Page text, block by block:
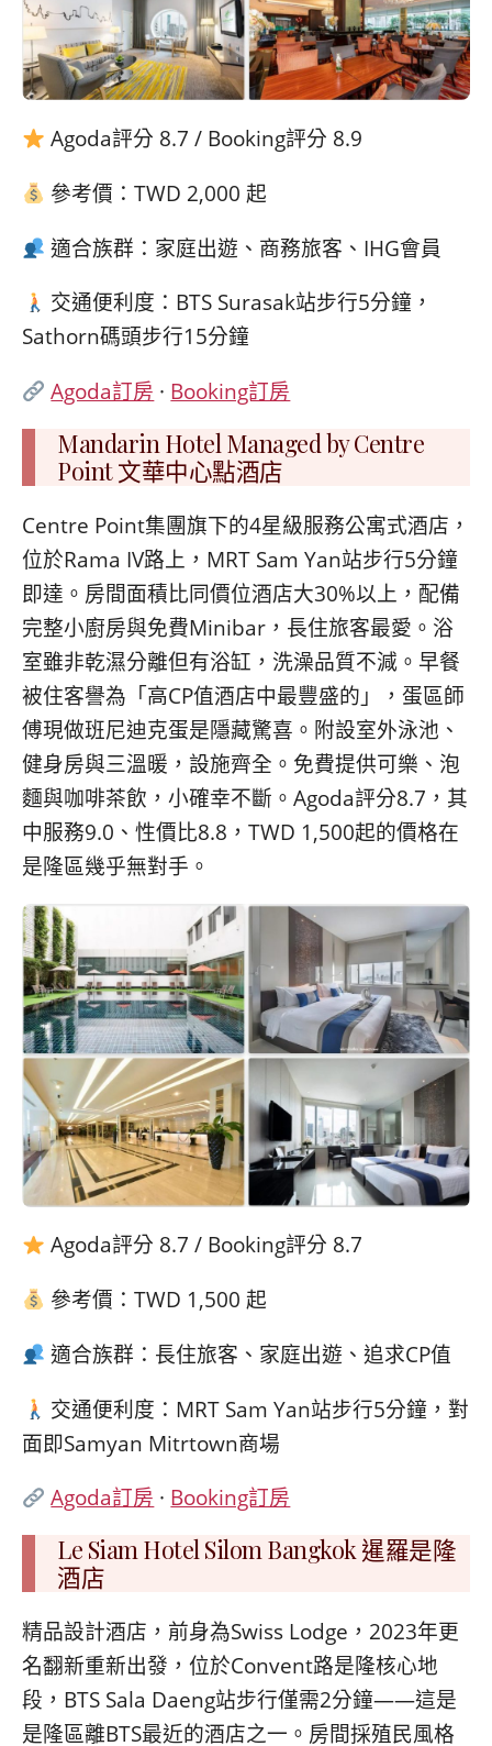
Agoda評分 8.7 / Booking評分 8.9
參考價：TWD 2,000 起
適合族群：家庭出遊、商務旅客、IHG會員
交通便利度：BTS Surasak站步行5分鐘，
Sathorn碼頭步行15分鐘
Agoda訂房 · Booking訂房
Mandarin Hotel Managed by Centre
Point 文華中心點酒店
Centre Point集團旗下的4星級服務公寓式酒店，
位於Rama IV路上，MRT Sam Yan站步行5分鐘
即達。房間面積比同價位酒店大30%以上，配備
完整小廚房與免費Minibar，長住旅客最愛。浴
室雖非乾濕分離但有浴缸，洗澡品質不減。早餐
被住客譽為「高CP值酒店中最豐盛的」，蛋區師
傅現做班尼迪克蛋是隱藏驚喜。附設室外泳池、
健身房與三溫暖，設施齊全。免費提供可樂、泡
麵與咖啡茶飲，小確幸不斷。Agoda評分8.7，其
中服務9.0、性價比8.8，TWD 1,500起的價格在
是隆區幾乎無對手。
Agoda評分 8.7 / Booking評分 8.7
參考價：TWD 1,500 起
適合族群：長住旅客、家庭出遊、追求CP值
交通便利度：MRT Sam Yan站步行5分鐘，對
面即Samyan Mitrtown商場
Agoda訂房 · Booking訂房
Le Siam Hotel Silom Bangkok 暹羅是隆
酒店
精品設計酒店，前身為Swiss Lodge，2023年更
名翻新重新出發，位於Convent路是隆核心地
段，BTS Sala Daeng站步行僅需2分鐘——這是
是隆區離BTS最近的酒店之一。房間採殖民風格